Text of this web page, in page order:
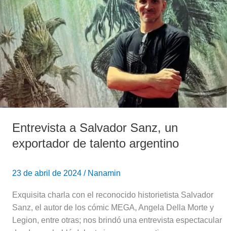
Entrevista a Salvador Sanz, un
exportador de talento argentino
23 de abril de 2024 / Nanamin
Exquisita charla con el reconocido historietista Salvador
Sanz, el autor de los cómic MEGA, Angela Della Morte y
Legion, entre otras; nos brindó una entrevista espectacular
exportador
de
talento
argentino